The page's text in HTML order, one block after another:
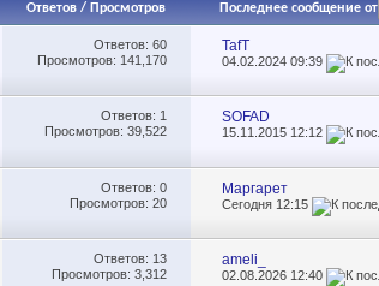
Ответов/ Просмотров Последнее сообщение от
Ответов: 60
Просмотров: 141,170
TafT
04.02.202409:39
Ответов: 1
Просмотров: 39,522
SOFAD
15.11.2015 12:12
Ответов: 0
Просмотров: 20
Маргарет
Сегодня 12:15
Ответов: 13
Просмотров: 3,312
ameli_
02.08.2026 12:40